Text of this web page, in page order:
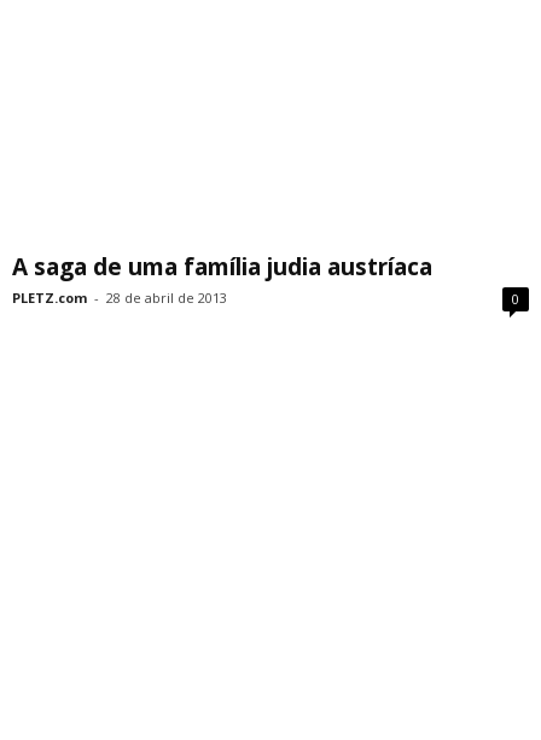
A saga de uma família judia austríaca
PLETZ.com - 28 de abril de 2013 0